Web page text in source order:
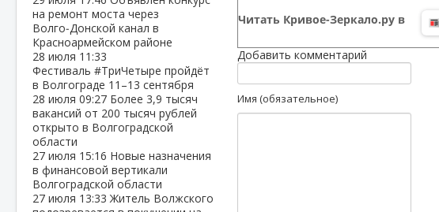
на ремонт моста через
Волго‑Донской канал в
Красноармейском районе
28 июля 11:33
Фестиваль #ТриЧетыре пройдёт
в Волгограде 11–13 сентября
28 июля 09:27 Более 3,9 тысяч
вакансий от 200 тысяч рублей
открыто в Волгоградской
области
27 июля 15:16 Новые назначения
в финансовой вертикали
Волгоградской области
27 июля 13:33Житель Волжского
Читать Кривое-Зеркало.ру в
Добавить комментарий
Имя (обязательное)